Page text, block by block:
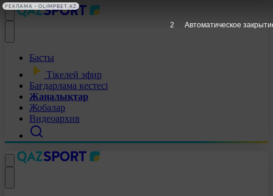
Басты
Тікелей эфир
Бағдарлама кестесі
Жаңалықтар
Жобалар
Видеоархив
1 Автоматическое
РЕКЛАМА • OLIMPBET.KZ